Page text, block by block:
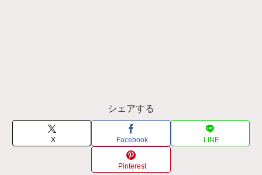
シェアする
X Facebook LINE
Pinterest